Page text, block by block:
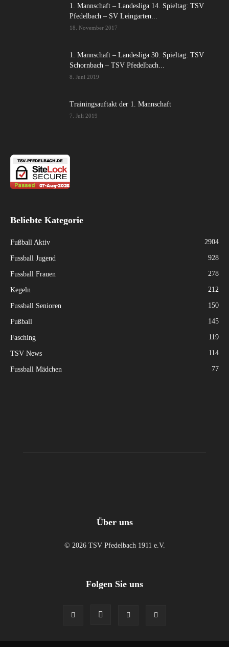
1. Mannschaft – Landesliga 14. Spieltag: TSV
Pfedelbach – SV Leingarten...
18. November 2017
1. Mannschaft – Landesliga 30. Spieltag: TSV
Schornbach – TSV Pfedelbach...
8. Juni 2019
Trainingsauftakt der 1. Mannschaft
7. Juli 2019
Beliebte Kategorie
Fußball Aktiv 2904
Fussball Jugend 928
Fussball Frauen 278
Kegeln 212
Fussball Senioren 150
Fußball 145
Fasching 119
TSV News 114
Fussball Mädchen 77
Über uns
© 2026 TSV Pfedelbach 1911 e.V.
Folgen Sie uns